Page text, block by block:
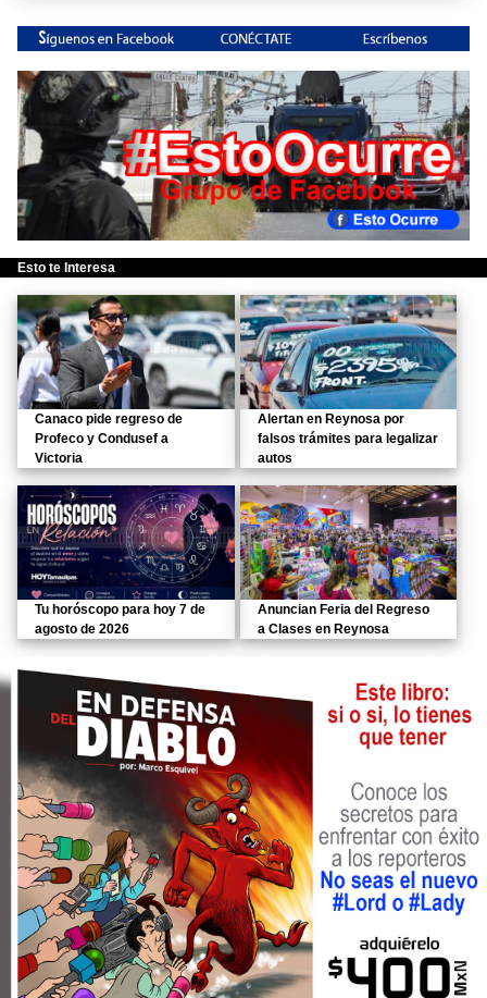
Esto te Interesa
Canaco pide regreso de
Profeco y Condusef a
Victoria
Alertan en Reynosa por
falsos trámites para legalizar
autos
Tu horóscopo para hoy 7 de
agosto de 2026
Anuncian Feria del Regreso
a Clases en Reynosa